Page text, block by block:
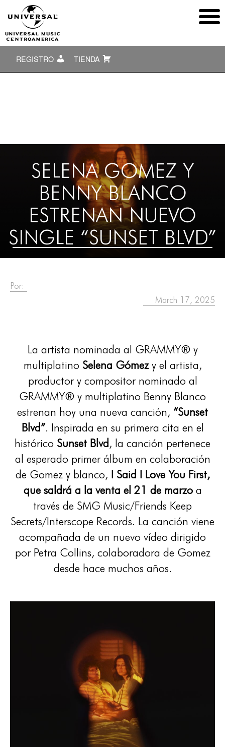
REGISTRO TIENDA
SELENA GOMEZ Y
BENNY BLANCO
ESTRENAN NUEVO
SINGLE “SUNSET BLVD”
Por:
March 17, 2025
La artista nominada al GRAMMY® y
multiplatino Selena Gómezy el artista,
productor y compositor nominado al
GRAMMY® y multiplatino Benny Blanco
estrenan hoy una nueva canción, “Sunset
Blvd”. Inspirada en su primera cita en el
histórico Sunset Blvd , la canción pertenece
al esperado primer álbum en colaboración
de Gomez y blanco, I Said I Love You First,
que saldrá a la venta el 21 de marzoa
través de SMG Music/Friends Keep
Secrets/Interscope Records. La canción viene
acompañada de un nuevo vídeo dirigido
por Petra Collins, colaboradora de Gomez
desde hace muchos años.